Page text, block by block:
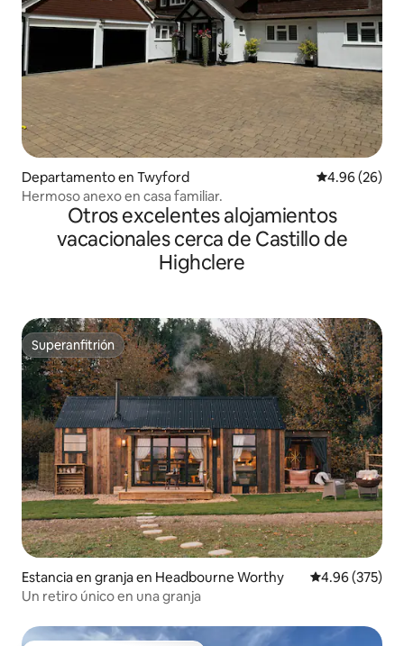
Departamento en Twyford Calificación
4.96 (26)
Hermoso anexo en casa familiar.
Otros excelentes alojamientos
vacacionales cerca de Castillo de
Highclere
Superanfitrión
Superanfitrión
Estancia en granja en Headbourne Worthy Calificación
4.96 (375)
Un retiro único en una granja